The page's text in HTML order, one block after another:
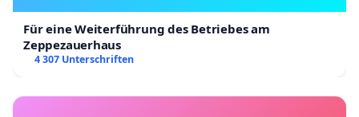
Für eine Weiterführung des Betriebes am
Zeppezauerhaus
4 307 Unterschriften